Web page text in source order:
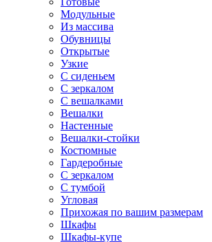
Модульные
Из массива
Обувницы
Открытые
Узкие
С сиденьем
С зеркалом
С вешалками
Вешалки
Настенные
Вешалки-стойки
Костюмные
Гардеробные
С зеркалом
С тумбой
Угловая
Прихожая по вашим размерам
Шкафы
Шкафы-купе